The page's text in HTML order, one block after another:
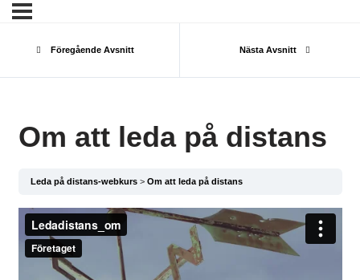
Föregående Avsnitt Nästa Avsnitt
Om att leda på distans
Leda på distans-webkurs Om att leda på distans